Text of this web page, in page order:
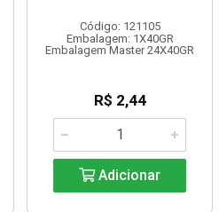
Código: 121105
Embalagem: 1X40GR
Embalagem Master 24X40GR
R$ 2,44
Adicionar